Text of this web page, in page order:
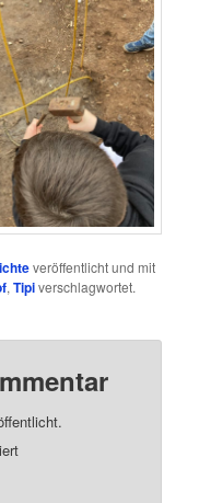
veröffentlicht und mit
,Tipiverschlagwortet.